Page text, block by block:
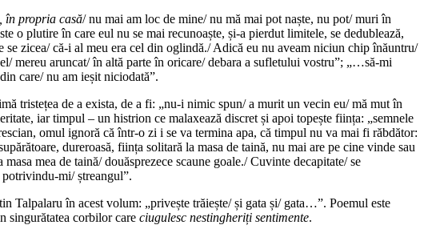
în propria casă/ nu mai am loc de mine/ nu mă mai pot naște, nu pot/ muri în
o plutire în care eul nu se mai recunoaște, și-a pierdut limitele, se dedublează,
zicea/ că-i al meu era cel din oglindă./ Adică eu nu aveam niciun chip înăuntru/
mereu aruncat/ în altă parte în oricare/ debara a sufletului vostru”; „…să-mi
care/ nu am ieșit niciodată”.
tristețea de a exista, de a fi: „nu-i nimic spun/ a murit un vecin eu/ mă mut în
iar timpul – un histrion ce malaxează discret și apoi topește ființa: „semnele
omul ignoră că într-o zi i se va termina apa, că timpul nu va mai fi răbdător:
dureroasă, ființa solitară la masa de taină, nu mai are pe cine vinde sau
mea de taină/ douăsprezece scaune goale./ Cuvinte decapitate/ se
mi/ ștreangul”.
în acest volum: „privește trăiește/ și gata și/ gata…”. Poemul este
singurătatea corbilor care ciugulesc nestingheriți sentimente.